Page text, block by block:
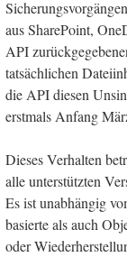
aus SharePoint,
API
tatsächlichen
die API diesen
erstmals Anfang
Dieses Verhalten
alle unterstützten
Es ist unabhängig
basierte als auch
oder